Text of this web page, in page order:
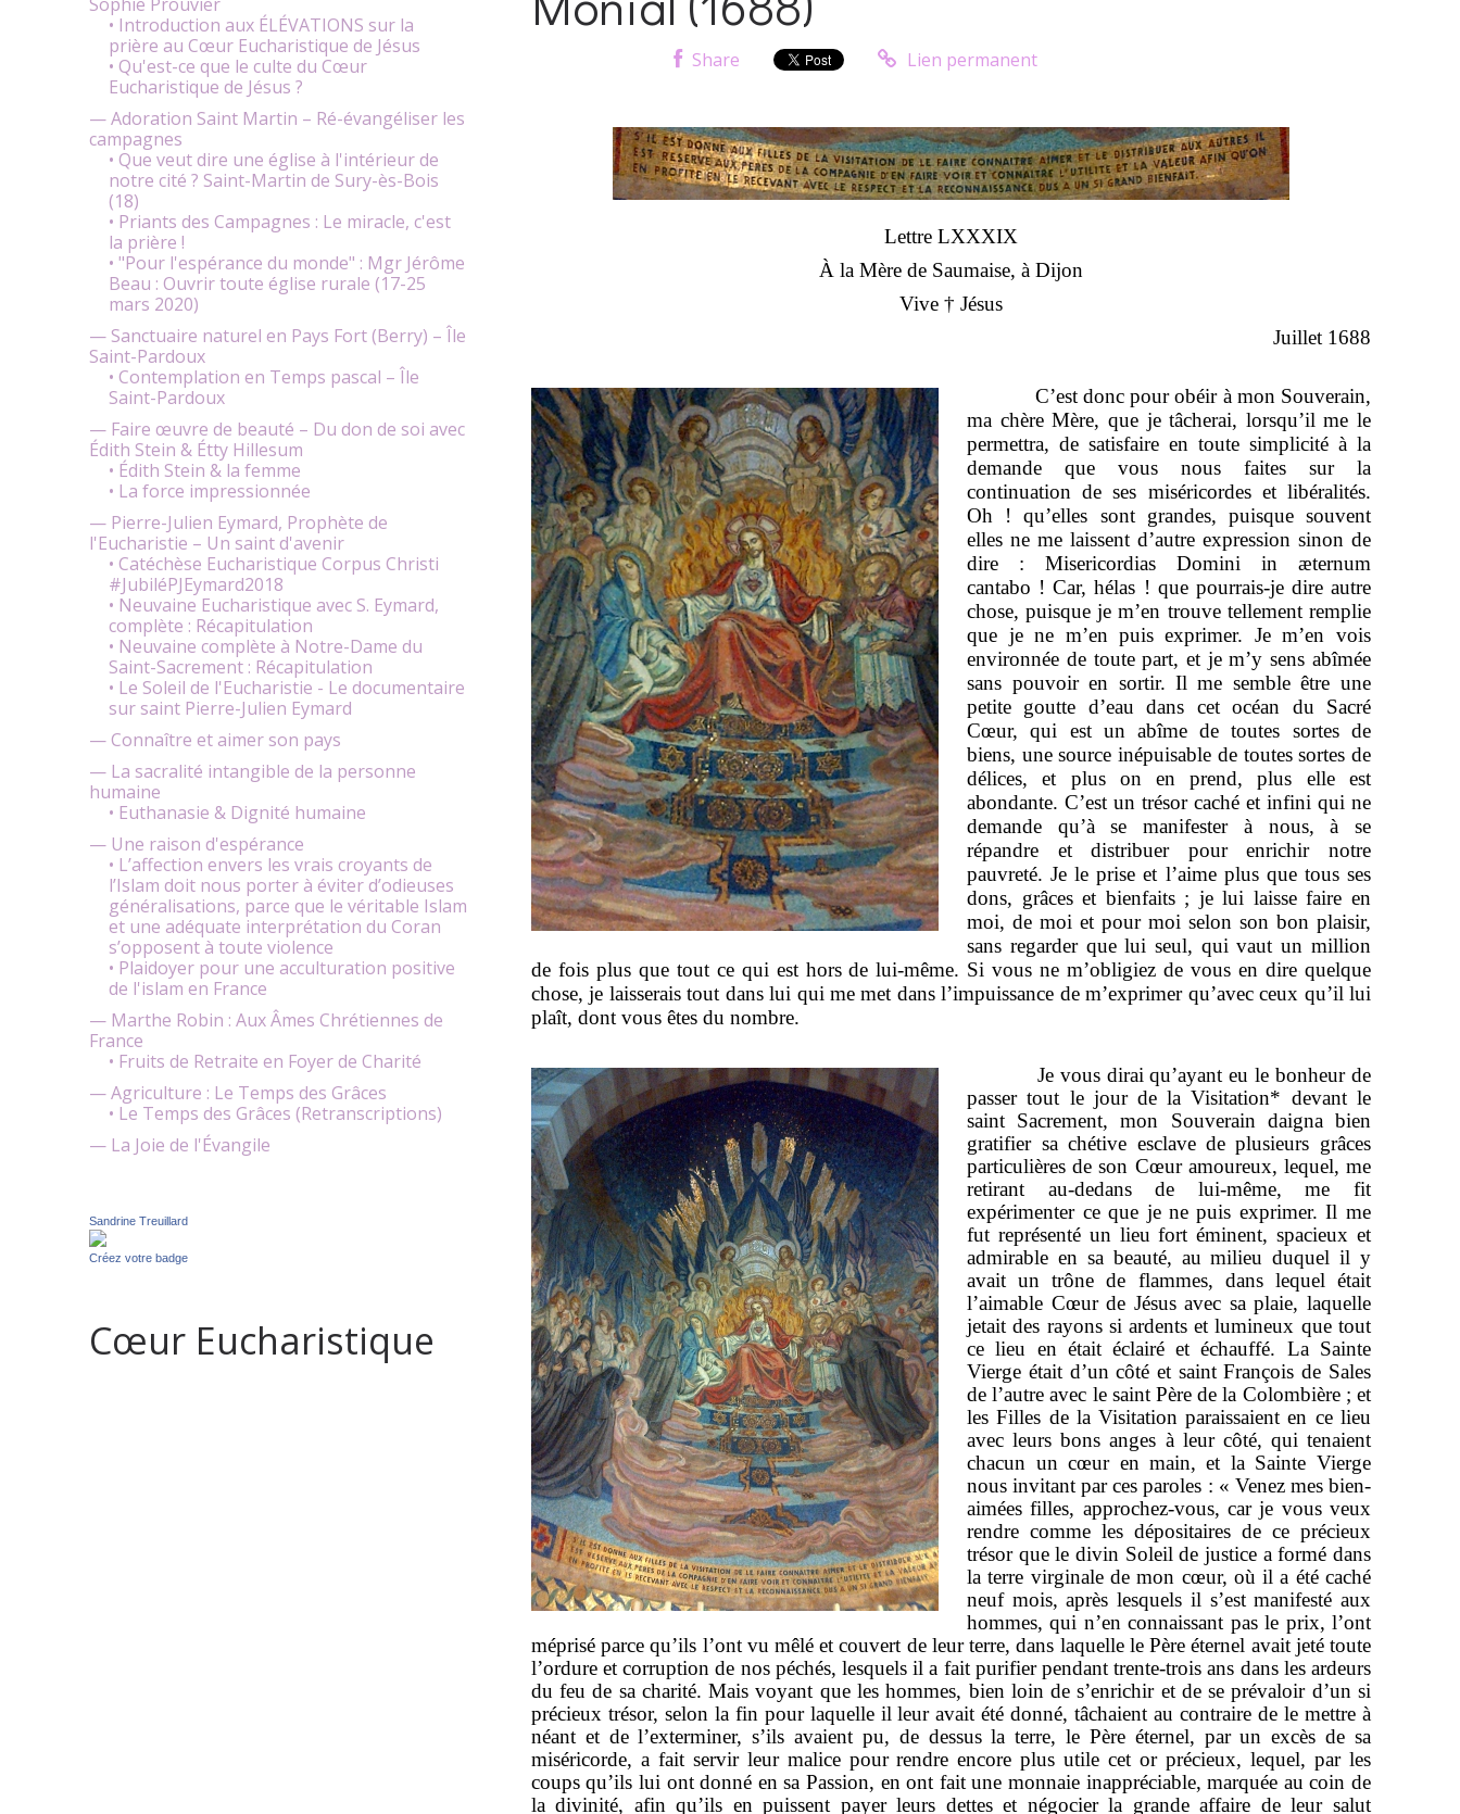
• Introduction aux ÉLÉVATIONS sur la
prière au Cœur Eucharistique de Jésus
• Qu'est-ce que le culte du Cœur
Eucharistique de Jésus ?
— Adoration Saint Martin – Ré-évangéliser les
campagnes
• Que veut dire une église à l'intérieur de
notre cité ? Saint-Martin de Sury-ès-Bois
(18)
• Priants des Campagnes : Le miracle, c'est
la prière !
• "Pour l'espérance du monde" : Mgr Jérôme
Beau : Ouvrir toute église rurale (17-25
mars 2020)
— Sanctuaire naturel en Pays Fort (Berry) – Île
Saint-Pardoux
• Contemplation en Temps pascal – Île
Saint-Pardoux
— Faire œuvre de beauté – Du don de soi avec
Édith Stein & Étty Hillesum
• Édith Stein & la femme
• La force impressionnée
— Pierre-Julien Eymard, Prophète de
l'Eucharistie – Un saint d'avenir
• Catéchèse Eucharistique Corpus Christi
#JubiléPJEymard2018
• Neuvaine Eucharistique avec S. Eymard,
complète : Récapitulation
• Neuvaine complète à Notre-Dame du
Saint-Sacrement : Récapitulation
• Le Soleil de l'Eucharistie - Le documentaire
sur saint Pierre-Julien Eymard
— Connaître et aimer son pays
— La sacralité intangible de la personne
humaine
• Euthanasie & Dignité humaine
— Une raison d'espérance
• L’affection envers les vrais croyants de
l’Islam doit nous porter à éviter d’odieuses
généralisations, parce que le véritable Islam
et une adéquate interprétation du Coran
s’opposent à toute violence
• Plaidoyer pour une acculturation positive
de l'islam en France
— Marthe Robin : Aux Âmes Chrétiennes de
France
• Fruits de Retraite en Foyer de Charité
— Agriculture : Le Temps des Grâces
• Le Temps des Grâces (Retranscriptions)
— La Joie de l'Évangile
Sandrine Treuillard
Créez votre badge
Cœur Eucharistique
Share Lien permanent
Lettre LXXXIX
À la Mère de Saumaise, à Dijon
Vive † Jésus
Juillet 1688
C’est donc pour obéir à mon Souverain,
ma chère Mère, que je tâcherai, lorsqu’il me le
permettra, de satisfaire en toute simplicité à la
demande que vous nous faites sur la
continuation de ses miséricordes et libéralités.
Oh ! qu’elles sont grandes, puisque souvent
elles ne me laissent d’autre expression sinon de
dire :Misericordias Domini in æternum
cantabo ! Car, hélas ! que pourrais-je dire autre
chose, puisque je m’en trouve tellement remplie
que je ne m’en puis exprimer. Je m’en vois
environnée de toute part, et je m’y sens abîmée
sans pouvoir en sortir. Il me semble être une
petite goutte d’eau dans cet océan du Sacré
Cœur, qui est un abîme de toutes sortes de
biens, une source inépuisable de toutes sortes de
délices, et plus on en prend, plus elle est
abondante. C’est un trésor caché et infini qui ne
demande qu’à se manifester à nous, à se
répandre et distribuer pour enrichir notre
pauvreté. Je le prise et l’aime plus que tous ses
dons, grâces et bienfaits ; je lui laisse faire en
moi, de moi et pour moi selon son bon plaisir,
sans regarder que lui seul, qui vaut un million
de fois plus que tout ce qui est hors de lui-même. Si vous ne m’obligiez de vous en dire quelque
chose, je laisserais tout dans lui qui me met dans l’impuissance de m’exprimer qu’avec ceux qu’il lui
plaît, dont vous êtes du nombre.
Je vous dirai qu’ayant eu le bonheur de
passer tout le jour de la Visitation* devant le
saint Sacrement, mon Souverain daigna bien
gratifier sa chétive esclave de plusieurs grâces
particulières de son Cœur amoureux, lequel, me
retirant au-dedans de lui-même, me fit
expérimenter ce que je ne puis exprimer. Il me
fut représenté un lieu fort éminent, spacieux et
admirable en sa beauté, au milieu duquel il y
avait un trône de flammes, dans lequel était
l’aimable Cœur de Jésus avec sa plaie, laquelle
jetait des rayons si ardents et lumineux que tout
ce lieu en était éclairé et échauffé. La Sainte
Vierge était d’un côté et saint François de Sales
de l’autre avec le saint Père de la Colombière ; et
les Filles de la Visitation paraissaient en ce lieu
avec leurs bons anges à leur côté, qui tenaient
chacun un cœur en main, et la Sainte Vierge
nous invitant par ces paroles : « Venez mes bien-
aimées filles, approchez-vous, car je vous veux
rendre comme les dépositaires de ce précieux
trésor que le divin Soleil de justice a formé dans
la terre virginale de mon cœur, où il a été caché
neuf mois, après lesquels il s’est manifesté aux
hommes, qui n’en connaissant pas le prix, l’ont
méprisé parce qu’ils l’ont vu mêlé et couvert de leur terre, dans laquelle le Père éternel avait jeté toute
l’ordure et corruption de nos péchés, lesquels il a fait purifier pendant trente-trois ans dans les ardeurs
du feu de sa charité. Mais voyant que les hommes, bien loin de s’enrichir et de se prévaloir d’un si
précieux trésor, selon la fin pour laquelle il leur avait été donné, tâchaient au contraire de le mettre à
néant et de l’exterminer, s’ils avaient pu, de dessus la terre, le Père éternel, par un excès de sa
miséricorde, a fait servir leur malice pour rendre encore plus utile cet or précieux, lequel, par les
coups qu’ils lui ont donné en sa Passion, en ont fait une monnaie inappréciable, marquée au coin de
la divinité, afin qu’ils en puissent payer leurs dettes et négocier la grande affaire de leur salut